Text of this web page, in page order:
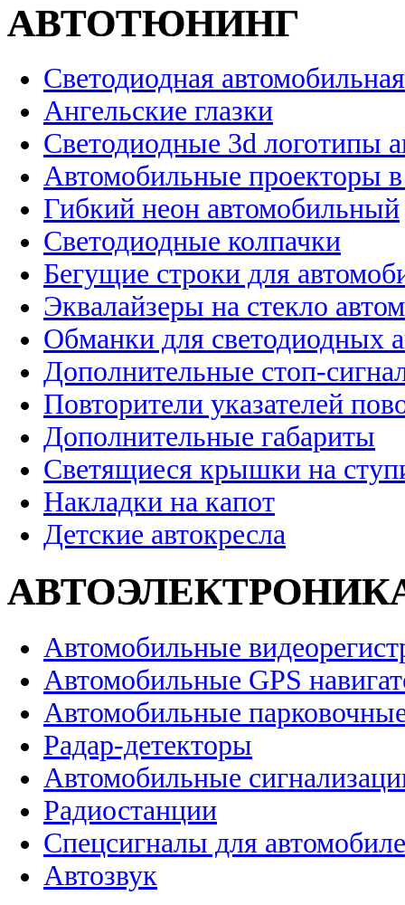
АВТОТЮНИНГ
Светодиодная
Ангельские глазки
Светодиодные 3d логотипы
Автомобильные проекторы
Гибкий неон автомобильный
Светодиодные колпачки
Бегущие строки для
Эквалайзеры на стекло
Обманки для светодиодных
Дополнительные стоп-
Повторители указателей
Дополнительные габариты
Светящиеся крышки на
Накладки на капот
Детские автокресла
Автомобильные
Автомобильные GPS
Автомобильные
Радар-детекторы
Автомобильные
Радиостанции
Спецсигналы для
Автозвук